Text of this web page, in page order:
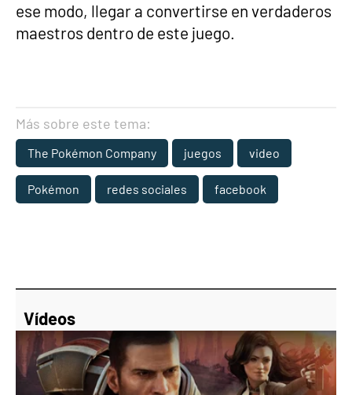
ese modo, llegar a convertirse en verdaderos
maestros dentro de este juego.
Más sobre este tema:
The Pokémon Company juegos video
Pokémon redes sociales facebook
Vídeos